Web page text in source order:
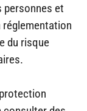
personnes et
du risque